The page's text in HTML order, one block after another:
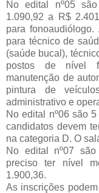
No edital nº05
1.090,92 a R$
para
para técnico de
(saúde bucal),
postos de nível
manutenção de
pintura de
administrativo e
No edital nº06 são
candidatos devem
na categoria D. O
No edital nº07
preciso ter nível
1.900,36.
As inscrições